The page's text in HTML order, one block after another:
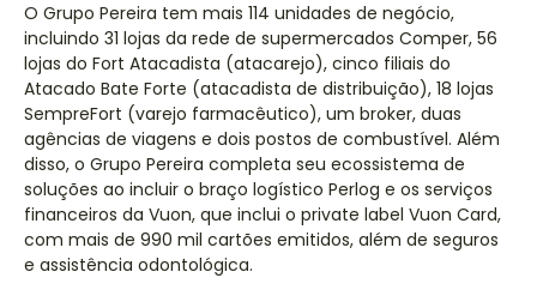
O Grupo Pereira tem mais 114 unidades de negócio,
incluindo 31 lojas da rede de supermercados Comper, 56
lojas do Fort Atacadista (atacarejo), cinco filiais do
Atacado Bate Forte (atacadista de distribuição), 18 lojas
SempreFort (varejo farmacêutico), um broker, duas
agências de viagens e dois postos de combustível. Além
disso, o Grupo Pereira completa seu ecossistema de
soluções ao incluir o braço logístico Perlog e os serviços
financeiros da Vuon, que inclui o private label Vuon Card,
com mais de 990 mil cartões emitidos, além de seguros
e assistência odontológica.